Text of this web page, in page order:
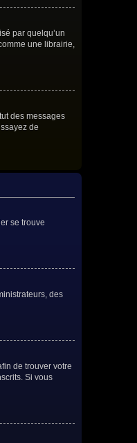
par quelqu’un
une librairie,
des messages
de
se trouve
des
de trouver votre
Si vous